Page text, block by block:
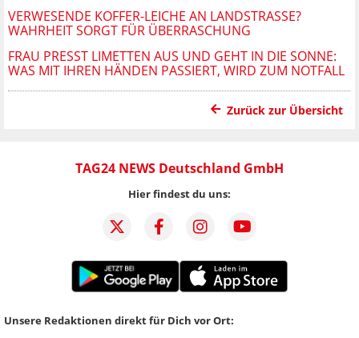
VERWESENDE KOFFER-LEICHE AN LANDSTRASSE? W
AHRHEIT SORGT FÜR ÜBERRASCHUNG
FRAU PRESST LIMETTEN AUS UND GEHT IN DIE SONNE:
WAS MIT IHREN HÄNDEN PASSIERT, WIRD ZUM NOTFALL
Zurück zur Übersicht
TAG24 NEWS Deutschland GmbH
Hier findest du uns:
Unsere Redaktionen direkt für Dich vor Ort: